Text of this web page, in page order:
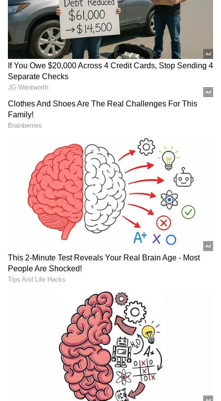
எதிர்பார்ப்பை உருவாக்கிய கருப்பு,
தற்போது பாக்ஸ் ஆபிஸில் அதிரடி
சாதனைகளை பதிவு செய்து வருகிறது.
ஆர்.ஜே. பாலாஜி இயக்கத்தில் உருவான
இப்படத்தில் சூர்யாவுடன் திரிஷா,
இந்திரன்ஸ், நட்டி நடராஜ் உள்ளிட்ட பலரும்
Suriya : செஞ்சுரி அடித்த கருப்பு... 100
கோடி கிளப்பில் உள்ள டாப் 6 சூர்யா
படங்கள் என்னென்ன?
ஏசியாநெட் தமிழ்-ஐ உங்கள் முதன்மைத்
தேர்வாக்குங்கள்